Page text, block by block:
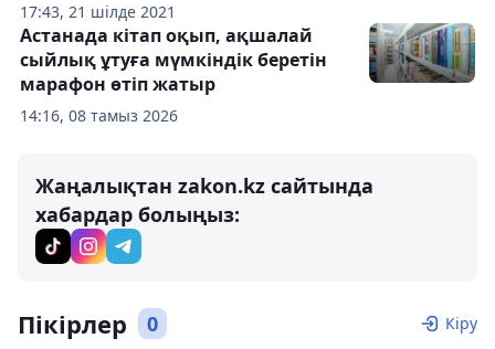
17:43, 21 шілде 2021
14:16, 08 тамыз 2026
Астанада кітап оқып, ақшалай
сыйлық ұтуға мүмкіндік беретін
марафон өтіп жатыр
Жаңалықтан zakon.kz сайтында
хабардар болыңыз:
Пікірлер 0 Кіру